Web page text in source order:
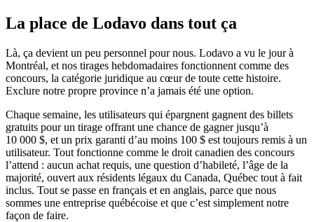
La place de Lodavo dans tout ça
Là, ça devient un peu personnel pour nous. Lodavo a vu le jour à
Montréal, et nos tirages hebdomadaires fonctionnent comme des
concours, la catégorie juridique au cœur de toute cette histoire.
Exclure notre propre province n’a jamais été une option.
Chaque semaine, les utilisateurs qui épargnent gagnent des billets
gratuits pour un tirage offrant une chance de gagner jusqu’à
10 000 $, et un prix garanti d’au moins 100 $ est toujours remis à un
utilisateur. Tout fonctionne comme le droit canadien des concours
l’attend : aucun achat requis, une question d’habileté, l’âge de la
majorité, ouvert aux résidents légaux du Canada, Québec tout à fait
inclus. Tout se passe en français et en anglais, parce que nous
sommes une entreprise québécoise et que c’est simplement notre
façon de faire.